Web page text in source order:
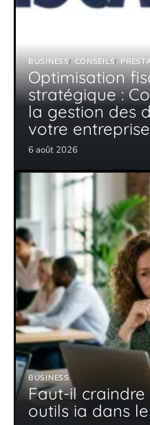
BUSINESS CONSEILS
Optimisation
stratégique :
la gestion des
votre entreprise
6 août 2026
BUSINESS
Faut-il craindre
outils ia dans